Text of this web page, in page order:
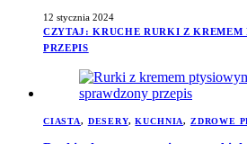
12 stycznia 2024
CZYTAJ : KRUCHE RURKI Z KREMEM
PRZEPIS
CIASTA, DESERY,KUCHNIA, ZDROWE